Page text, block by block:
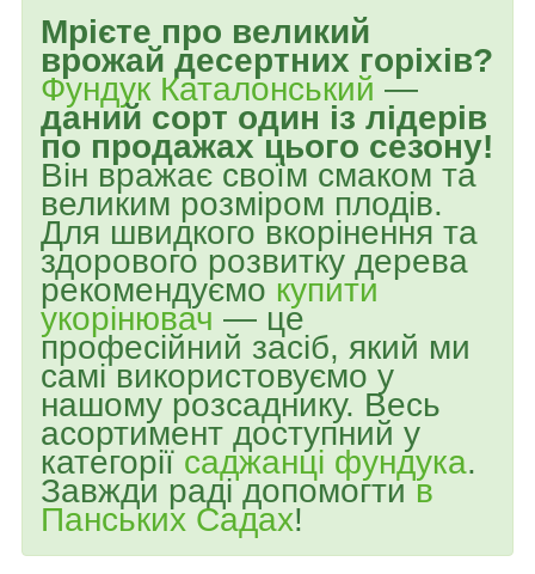
Мрієте про великий
врожай десертних горіхів?
Фундук Каталонський —
даний сорт один із лідерів
по продажах цього сезону!
Він вражає своїм смаком та
великим розміром плодів.
Для швидкого вкорінення та
здорового розвитку дерева
рекомендуємо купити
укорінювач — це
професійний засіб, який ми
самі використовуємо у
нашому розсаднику. Весь
асортимент доступний у
категорії саджанці фундука.
Завжди раді допомогтив
Панських Садах!